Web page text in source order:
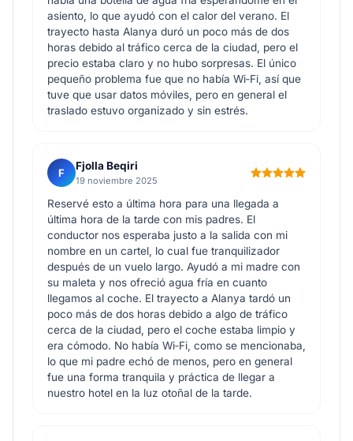
asiento, lo que ayudó con el calor del verano. El
trayecto hasta Alanya duró un poco más de dos
horas debido al tráfico cerca de la ciudad, pero el
precio estaba claro y no hubo sorpresas. El único
pequeño problema fue que no había Wi‑Fi, así que
tuve que usar datos móviles, pero en general el
traslado estuvo organizado y sin estrés.
F
Fjolla Beqiri
19 noviembre 2025
Reservé esto a última hora para una llegada a
última hora de la tarde con mis padres. El
conductor nos esperaba justo a la salida con mi
nombre en un cartel, lo cual fue tranquilizador
después de un vuelo largo. Ayudó a mi madre con
su maleta y nos ofreció agua fría en cuanto
llegamos al coche. El trayecto a Alanya tardó un
poco más de dos horas debido a algo de tráfico
cerca de la ciudad, pero el coche estaba limpio y
era cómodo. No había Wi‑Fi, como se mencionaba,
lo que mi padre echó de menos, pero en general
fue una forma tranquila y práctica de llegar a
nuestro hotel en la luz otoñal de la tarde.